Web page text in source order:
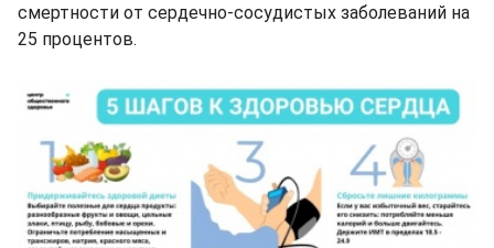
смертности от сердечно-сосудистых заболеваний на
25 процентов.